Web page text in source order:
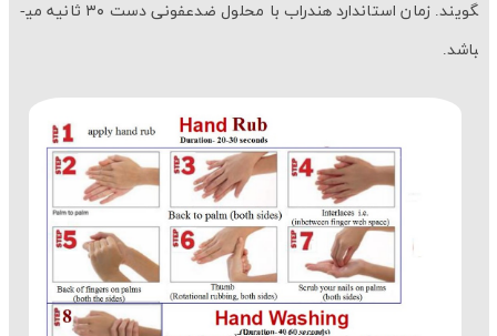
گویند. زمان استاندارد هندراب با محلول ضدعفونی دست ۳۰ ثانیه می­
باشد.